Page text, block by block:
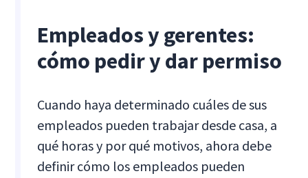
Empleados y gerentes:
cómo pedir y dar permiso
Cuando haya determinado cuáles de sus
empleados pueden trabajar desde casa, a
qué horas y por qué motivos, ahora debe
definir cómo los empleados pueden